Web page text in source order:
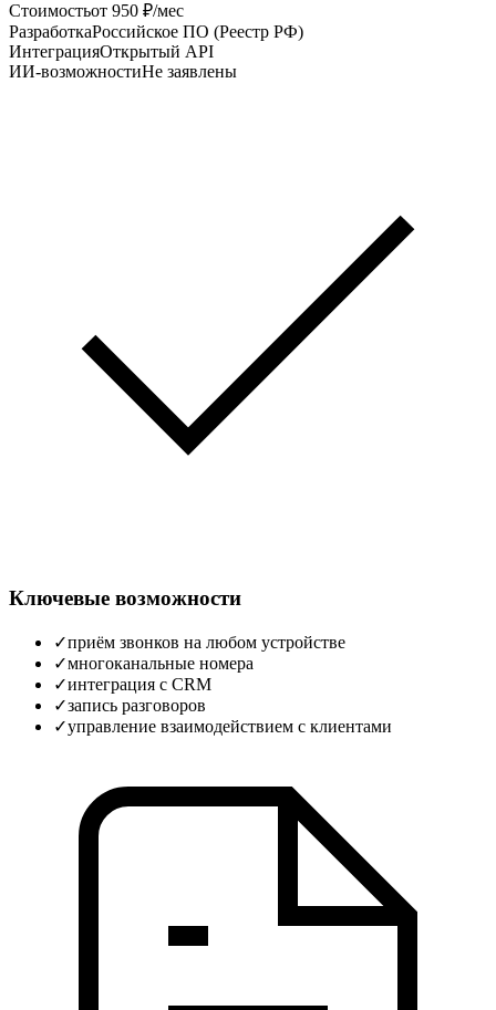
Стоимостьот 950 ₽/мес
РазработкаРоссийское ПО (Реестр РФ)
ИнтеграцияОткрытый API
ИИ-возможностиНе заявлены
Ключевые возможности
✓приём звонков на любом устройстве
✓многоканальные номера
✓интеграция с CRM
✓запись разговоров
✓управление взаимодействием с клиентами